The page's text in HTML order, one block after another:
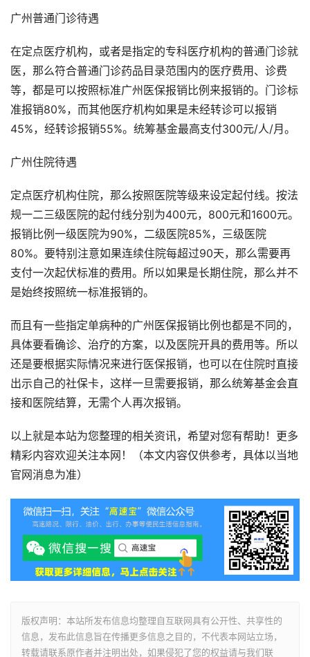
广州普通门诊待遇
在定点医疗机构，或者是指定的专科医疗机构的普通门诊就
医，那么符合普通门诊药品目录范围内的医疗费用、诊费
等，都是可以按照标准广州医保报销比例来报销的。门诊标
准报销80%，而其他医疗机构如果是未经转诊可以报销
45%，经转诊报销55%。统筹基金最高支付300元/人/月。
广州住院待遇
定点医疗机构住院，那么按照医院等级来设定起付线。按法
规一二三级医院的起付线分别为400元，800元和1600元。
报销比例一级医院为90%，二级医院85%，三级医院
80%。要特别注意如果连续住院每超过90天，那么需要再
支付一次起伏标准的费用。所以如果是长期住院，那么并不
是始终按照统一标准报销的。
而且有一些指定单病种的广州医保报销比例也都是不同的，
具体要看确诊、治疗的方案，以及医院开具的费用等。所以
还是要根据实际情况来进行医保报销，也可以在住院时直接
出示自己的社保卡，这样一旦需要报销，那么统筹基金会直
接和医院结算，无需个人再次报销。
以上就是本站为您整理的相关资讯，希望对您有帮助！更多
精彩内容欢迎关注本网！（本文内容仅供参考，具体以当地
官网消息为准）
版权声明：本站所发布信息均整理自互联网具有公开性、共享性的
信息，发布此信息旨在传播更多信息之目的，不代表本网站立场，
转载请联系原作者并注明出处，如果侵犯了您的权益请与我们联